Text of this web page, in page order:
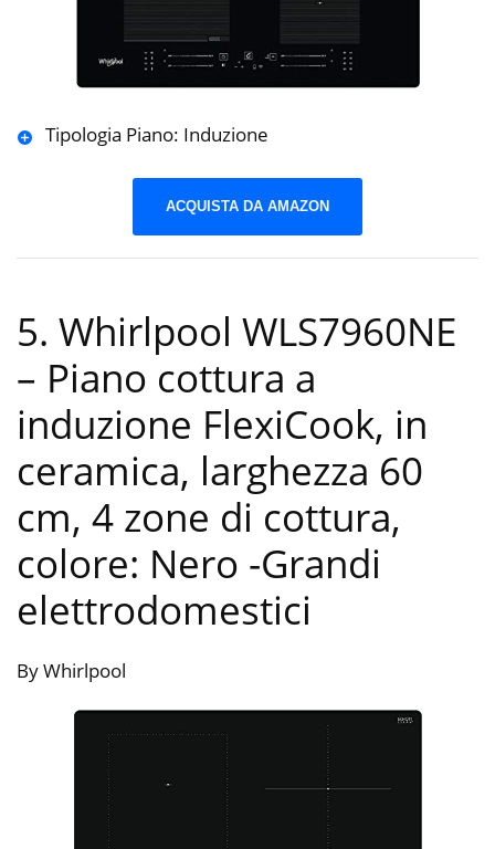
Tipologia Piano: Induzione
ACQUISTA DA AMAZON
5. Whirlpool WLS7960NE
– Piano cottura a
induzione FlexiCook, in
ceramica, larghezza 60
cm, 4 zone di cottura,
colore: Nero -Grandi
elettrodomestici
By Whirlpool